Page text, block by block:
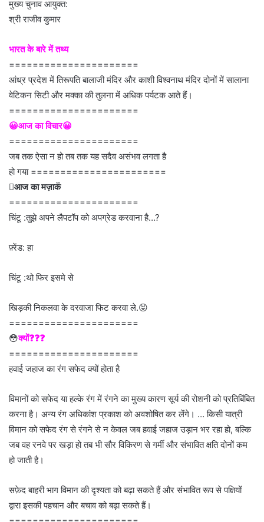
मुख्य चुनाव आयुक्त:
श्री राजीव कुमार
भारत के बारे में तथ्य
======================
आंध्र प्रदेश में तिरूपति बालाजी मंदिर और काशी विश्वनाथ मंदिर दोनों में सालाना
वेटिकन सिटी और मक्का की तुलना में अधिक पर्यटक आते हैं।
======================
😀आज का विचार😀
======================
जब तक ऐसा न हो तब तक यह सदैव असंभव लगता है
हो गया =======================
आज का मज़ाक
======================
चिंटू :तुझे अपने लैपटॉप को अपग्रेड करवाना है…?
फ़्रेंड: हा
चिंटू :थो फिर इसमे से
खिड़की निकलवा के दरवाजा फिट करवा ले.😝
======================
😳क्यों❓❓❓
======================
हवाई जहाज का रंग सफेद क्यों होता है
विमानों को सफेद या हल्के रंग में रंगने का मुख्य कारण सूर्य की रोशनी को प्रतिबिंबित
करना है। अन्य रंग अधिकांश प्रकाश को अवशोषित कर लेंगे। … किसी यात्री
विमान को सफेद रंग से रंगने से न केवल जब हवाई जहाज उड़ान भर रहा हो, बल्कि
जब वह रनवे पर खड़ा हो तब भी सौर विकिरण से गर्मी और संभावित क्षति दोनों कम
हो जाती है।
सफ़ेद बाहरी भाग विमान की दृश्यता को बढ़ा सकते हैं और संभावित रूप से पक्षियों
द्वारा इसकी पहचान और बचाव को बढ़ा सकते हैं।